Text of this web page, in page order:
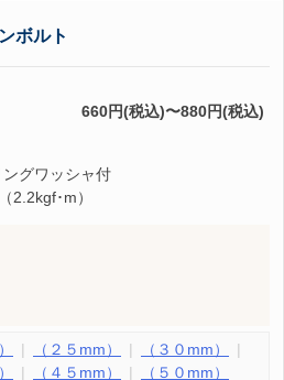
ボルト
660円(税込)〜880円(税込)
グワッシャ付
2.2kgf･m）
（２５mm）
（３０mm）
（４５mm） （５０mm）